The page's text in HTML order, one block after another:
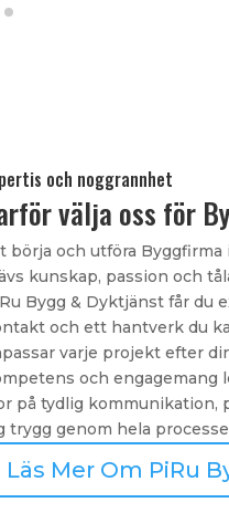
och noggrannhet
välja oss för
börja och utföra
kunskap, passion och
Bygg & Dyktjänst får du
och ett hantverk du
varje projekt efter
och engagemang
på tydlig kommunikation,
trygg genom hela
Läs Mer Om PiRu